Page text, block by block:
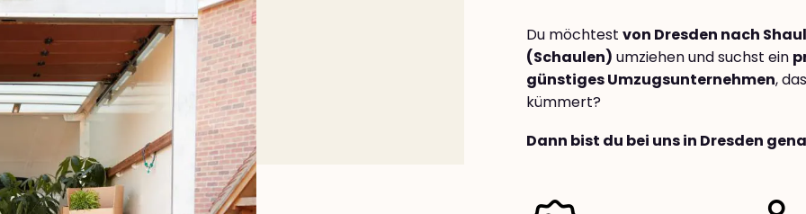
Du möchtest von Dresden nach
(Schaulen) umziehen und suchst ein
günstiges Umzugsunternehmen,
kümmert?
Dann bist du bei uns in Dresden